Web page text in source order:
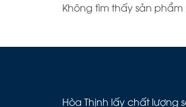
Không tìm thấy sản
Hòa Thịnh lấy chất